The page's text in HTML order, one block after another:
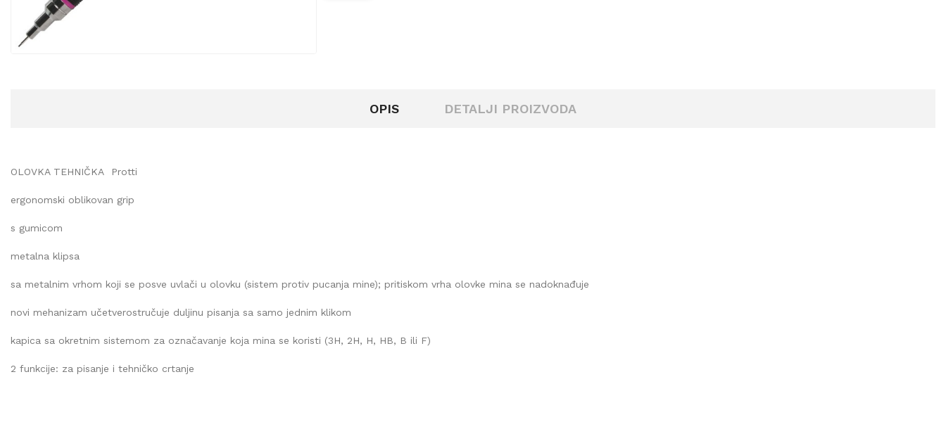
OPIS DETALJI PROIZVODA
OLOVKA TEHNIČKA Protti
ergonomski oblikovan grip
s gumicom
metalna klipsa
sa metalnim vrhom koji se posve uvlači u olovku (sistem protiv pucanja mine); pritiskom vrha olovke mina se nadoknađuje
novi mehanizam učetverostručuje duljinu pisanja sa samo jednim klikom
kapica sa okretnim sistemom za označavanje koja mina se koristi (3H, 2H, H, HB, B ili F)
2 funkcije: za pisanje i tehničko crtanje